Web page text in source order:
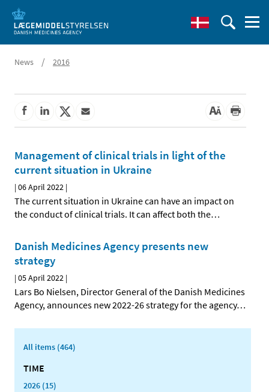
News / 2016
Management of clinical trials in light of the
current situation in Ukraine
|06 April 2022 |
The current situation in Ukraine can have an impact on
the conduct of clinical trials. It can affect both the…
Danish Medicines Agency presents new
strategy
|05 April 2022 |
Lars Bo Nielsen, Director General of the Danish Medicines
Agency, announces new 2022-26 strategy for the agency…
All items (464)
TIME
2026 (15)